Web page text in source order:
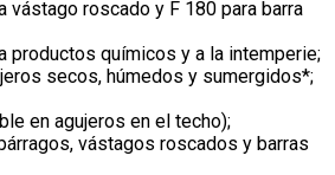
vástago roscado y F 180 para barra
productos químicos y a la intemperie;
secos, húmedos y sumergidos*;
en agujeros en el techo);
vástagos roscados y barras